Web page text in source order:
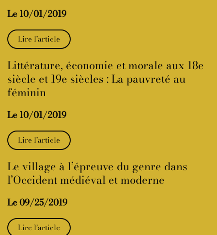
Le 10/01/2019
Lire l’article
Littérature, économie et morale aux 18e
siècle et 19e siècles : La pauvreté au
féminin
Le 10/01/2019
Lire l’article
Le village à l’épreuve du genre dans
l’Occident médiéval et moderne
Le 09/25/2019
Lire l’article